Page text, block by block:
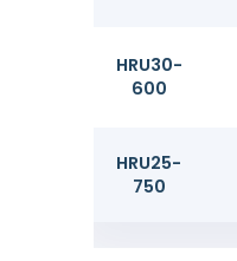
HRU30-
600
HRU25-
750